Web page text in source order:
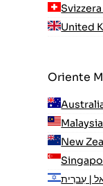
United
Oriente
New
| עִברִית